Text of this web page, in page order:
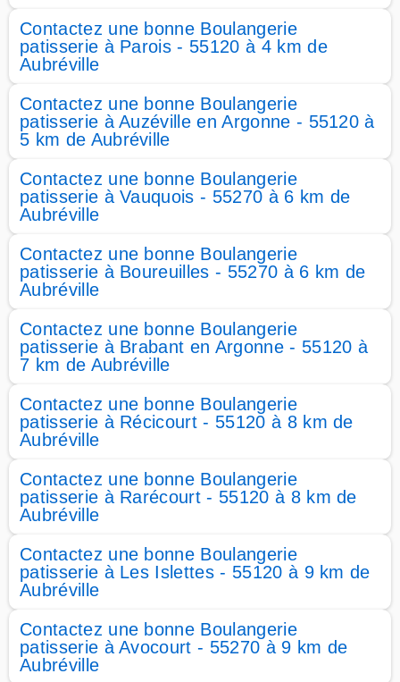
Contactez une bonne Boulangerie
patisserie à Parois - 55120 à 4 km de
Aubréville
Contactez une bonne Boulangerie
patisserie à Auzéville en Argonne - 55120 à
5 km de Aubréville
Contactez une bonne Boulangerie
patisserie à Vauquois - 55270 à 6 km de
Aubréville
Contactez une bonne Boulangerie
patisserie à Boureuilles - 55270 à 6 km de
Aubréville
Contactez une bonne Boulangerie
patisserie à Brabant en Argonne - 55120 à
7 km de Aubréville
Contactez une bonne Boulangerie
patisserie à Récicourt - 55120 à 8 km de
Aubréville
Contactez une bonne Boulangerie
patisserie à Rarécourt - 55120 à 8 km de
Aubréville
Contactez une bonne Boulangerie
patisserie à Les Islettes - 55120 à 9 km de
Aubréville
Contactez une bonne Boulangerie
patisserie à Avocourt - 55270 à 9 km de
Aubréville